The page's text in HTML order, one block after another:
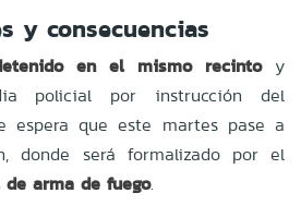
y consecuencias
en el mismo recintoy
policial por instrucción del
espera que este martes pase a
donde será formalizado por el
arma de fuego.